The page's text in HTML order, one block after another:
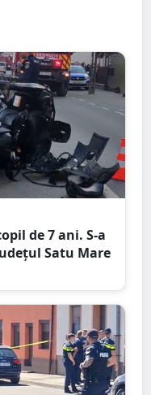
de 7 ani. S-a
Satu Mare